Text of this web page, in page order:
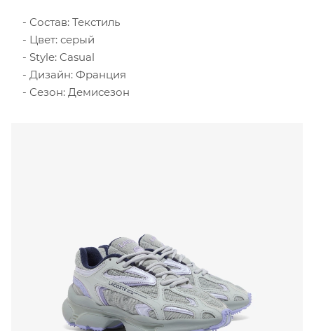
Состав: Текстиль
Цвет: серый
Style: Casual
Дизайн: Франция
Сезон: Демисезон